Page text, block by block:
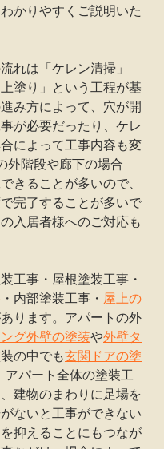
かりやすくご説明いた
れは「ケレン清掃」
塗り」という工程が基
み方によって、穴が開
が必要だったり、ケレ
によって工事内容も変
外階段や廊下の場合
きることが多いので、
完了することが多いで
入居者様へのご対応も
工事・屋根塗装工事・
・内部塗装工事・ 屋上の
ります。アパートの外
グ外壁の塗装や外壁タ
の中でも玄関ドアの塗
アパート全体の塗装工
建物のまわりに足場を
ないと工事ができない
抑えることにもつなが